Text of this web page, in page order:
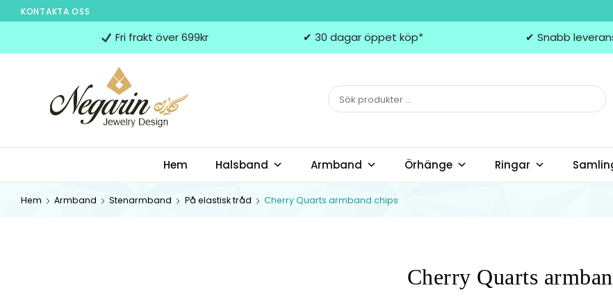
KONTAKTA OSS
Fri frakt över 699kr ✔ 30 dagar öppet köp* ✔ Snabb
Hem Halsband Armband Örhänge Ringar
Hem Armband Stenarmband På elastisk tråd Cherry Quarts armband chips
Cherry Quarts